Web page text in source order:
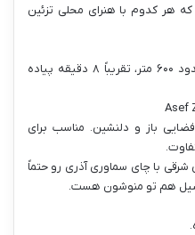
هر کدوم با هنرای محلی تزئین
حدود ۶۰۰ متر، تقریباً ۸ دقیقه پیاده
باز و دلنشین. مناسب برای
با چای سماوری آذری رو حتماً
اصیل هم تو منوشون هست.